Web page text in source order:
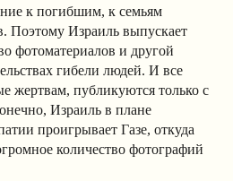
к погибшим, к семьям
Поэтому Израиль выпускает
фотоматериалов и другой
гибели людей. И все
жертвам, публикуются только с
Израиль в плане
проигрывает Газе, откуда
количество фотографий